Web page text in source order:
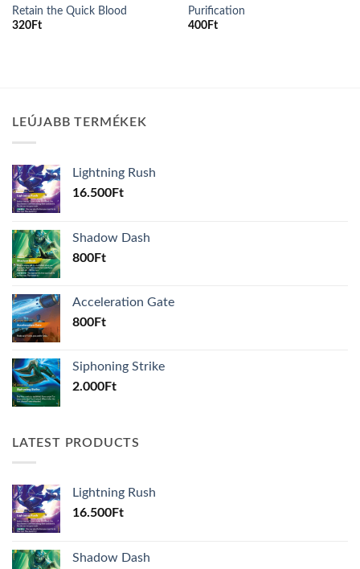
Retain the Quick Blood
320Ft
Purification
400Ft
LEÚJABB TERMÉKEK
Lightning Rush
16.500Ft
Shadow Dash
800Ft
Acceleration Gate
800Ft
Siphoning Strike
2.000Ft
LATEST PRODUCTS
Lightning Rush
16.500Ft
Shadow Dash